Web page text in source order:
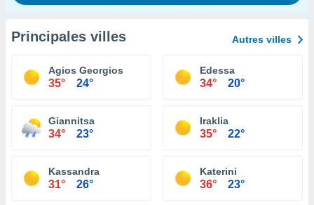
Principales villes Autres villes
Agios Georgios
35° 24°
Edessa
34° 20°
Giannitsa
34° 23°
Iraklia
35° 22°
Kassandra
31° 26°
Katerini
36° 23°